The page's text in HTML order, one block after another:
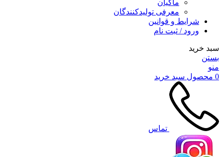
ماکیان
معرفی تولیدکنندگان
شرایط و قوانین
ورود / ثبت نام
سبد خرید
بستن
منو
0 محصول سبد خرید
تماس